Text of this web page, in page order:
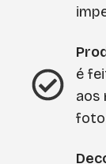
é
aos
foto